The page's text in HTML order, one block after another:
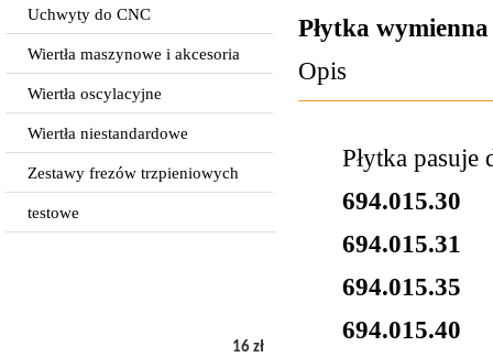
Uchwyty do CNC
Wiertła maszynowe i akcesoria
Wiertła oscylacyjne
Wiertła niestandardowe
Zestawy frezów trzpieniowych
testowe
16 zł
Płytka
Opis
Płytka
694.015.30
694.015.31
694.015.35
694.015.40